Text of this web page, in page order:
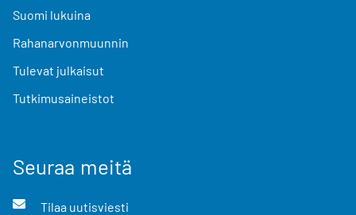
Suomi lukuina
Rahanarvonmuunnin
Tulevat julkaisut
Tutkimusaineistot
Seuraa meitä
Tilaa uutisviesti